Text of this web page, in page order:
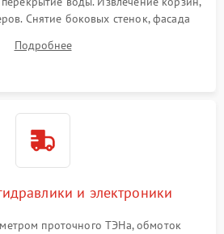
Снятие боковых стенок, фасада
насосу, ТЭНу и сливной помпе.
Подробнее
и электроники
проточного ТЭНа, обмоток